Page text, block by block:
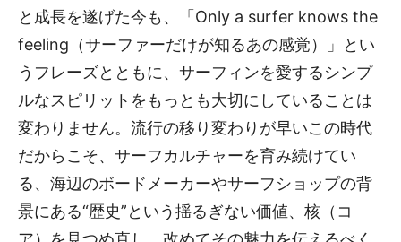
と成長を遂げた今も、「Only a surfer knows the
feeling（サーファーだけが知るあの感覚）」とい
うフレーズとともに、サーフィンを愛するシンプ
ルなスピリットをもっとも大切にしていることは
変わりません。流行の移り変わりが早いこの時代
だからこそ、サーフカルチャーを育み続けてい
る、海辺のボードメーカーやサーフショップの背
景にある“歴史”という揺るぎない価値、核（コ